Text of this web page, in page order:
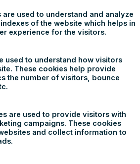
used to understand and analyze
of the website which helps in
experience for the visitors.
used to understand how visitors
These cookies help provide
the number of visitors, bounce
are used to provide visitors with
campaigns. These cookies
and collect information to